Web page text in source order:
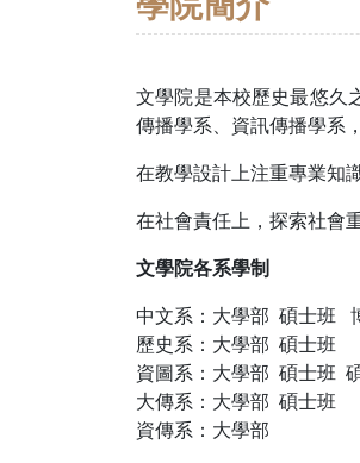
文學院是本校歷史最悠久
傳播學系、資訊傳播學系
在教學設計上注重專業知
在社會責任上，探索社會
文學院各系學制
中文系：大學部 碩士班
歷史系：大學部 碩士班
資圖系：大學部 碩士班
大傳系：大學部 碩士班
資傳系：大學部